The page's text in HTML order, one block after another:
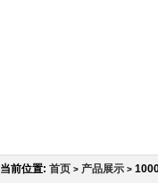
当前位置: 首页 > 产品展示 >